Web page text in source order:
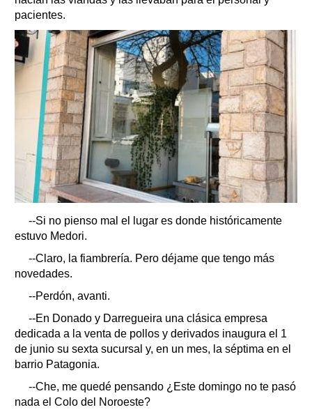
pacientes.
--Si no pienso mal el lugar es donde históricamente
estuvo Medori.
--Claro, la fiambrería. Pero déjame que tengo más
novedades.
--Perdón, avanti.
--En Donado y Darregueira una clásica empresa
dedicada a la venta de pollos y derivados inaugura el 1
de junio su sexta sucursal y, en un mes, la séptima en el
barrio Patagonia.
--Che, me quedé pensando ¿Este domingo no te pasó
nada el Colo del Noroeste?